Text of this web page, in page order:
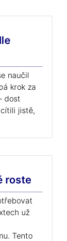
naučil
krok za
dost
jistě,
roste
už
Tento